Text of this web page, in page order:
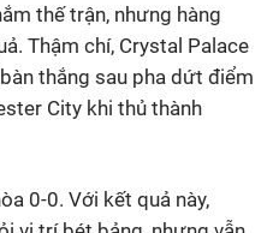
thế trận, nhưng hàng
Thậm chí, Crystal Palace
thắng sau pha dứt điểm
City khi thủ thành
0-0. Với kết quả này,